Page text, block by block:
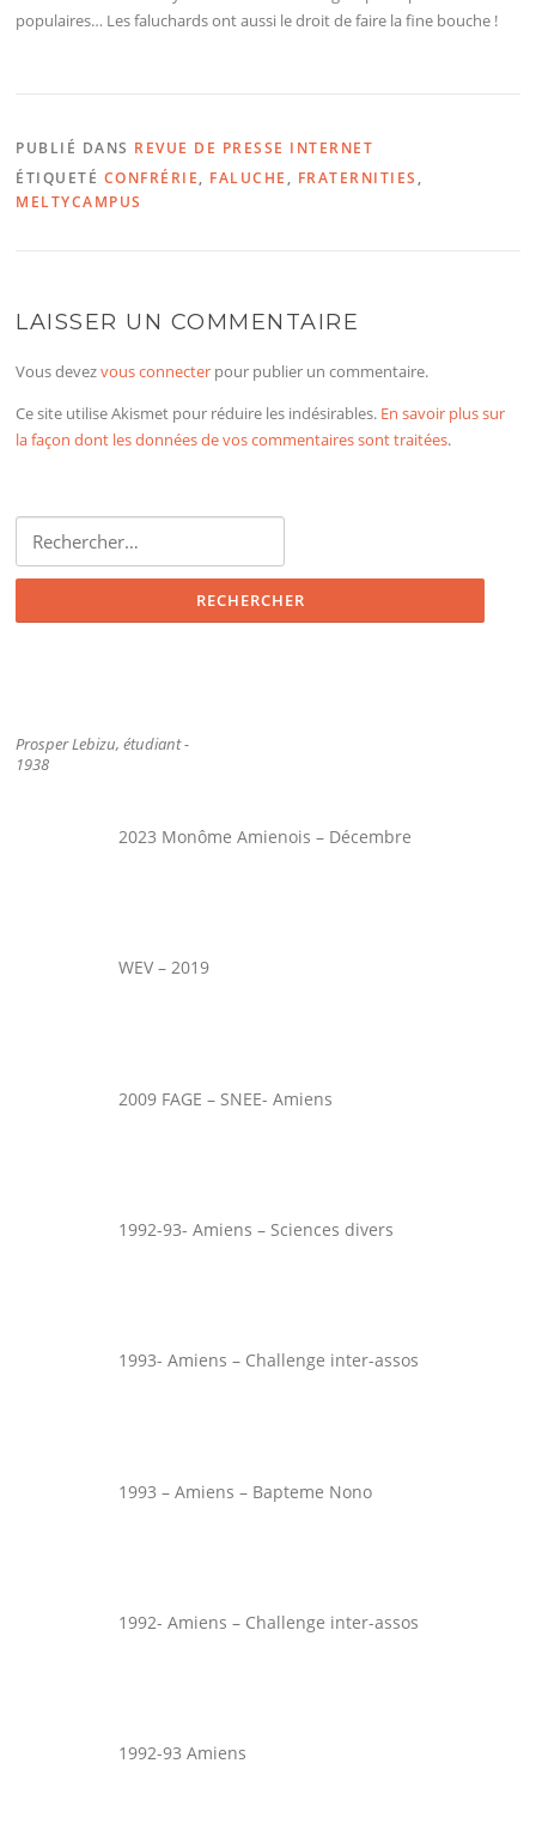
populaires… Les faluchards ont aussi le droit de faire la fine bouche !
PUBLIÉ DANS REVUE DE PRESSE INTERNET
ÉTIQUETÉ CONFRÉRIE, FALUCHE , FRATERNITIES ,
MELTYCAMPUS
LAISSER UN COMMENTAIRE
Vous devezvous connecter pour publier un commentaire.
Ce site utilise Akismet pour réduire les indésirables. En savoir plus sur
la façon dont les données de vos commentaires sont traitées.
Prosper Lebizu, étudiant -
1938
2023 Monôme Amienois – Décembre
WEV – 2019
2009 FAGE – SNEE- Amiens
1992-93- Amiens – Sciences divers
1993- Amiens – Challenge inter-assos
1993 – Amiens – Bapteme Nono
1992- Amiens – Challenge inter-assos
1992-93 Amiens